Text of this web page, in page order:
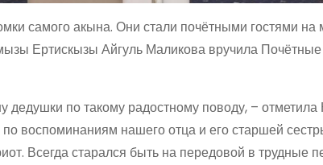
самого акына. Они стали почётными гостями
Ертискызы Айгуль Маликова вручила
по такому радостному поводу, – отметила
воспоминаниям нашего отца и его старшей
Всегда старался быть на передовой в трудные